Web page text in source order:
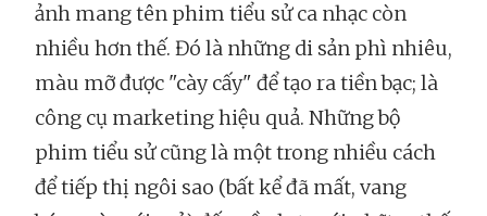
ảnh mang tên phim tiểu sử ca nhạc còn
nhiều hơn thế. Đó là những di sản phì nhiêu,
màu mỡ được "cày cấy" để tạo ra tiền bạc; là
công cụ marketing hiệu quả. Những bộ
phim tiểu sử cũng là một trong nhiều cách
để tiếp thị ngôi sao (bất kể đã mất, vang